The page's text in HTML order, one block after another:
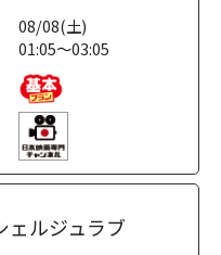
08/08(土)
01:05～03:05
ェルジュラブ